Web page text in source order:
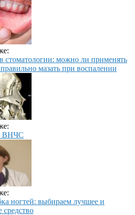
стоматологии: можно ли применять
мазать при воспалении
ВНЧС
ногтей: выбираем лучшее и
средство